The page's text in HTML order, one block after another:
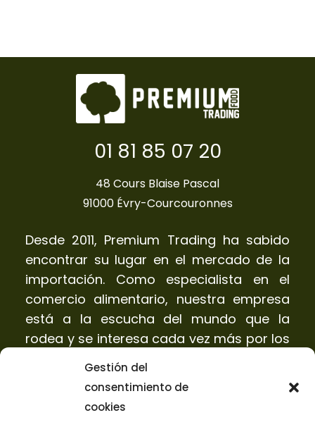
Gestión del
consentimiento de
cookies
01 81 85 07 20
48 Cours Blaise Pascal
91000 Évry-Courcouronnes
Desde 2011, Premium Trading ha sabido
encontrar su lugar en el mercado de la
importación. Como especialista en el
comercio alimentario, nuestra empresa
está a la escucha del mundo que la
rodea y se interesa cada vez más por los
productos ecológicos para responder de